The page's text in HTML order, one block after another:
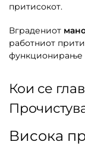
притисокот.
Вградениот
работниот
функционирање
Кои се
Висока